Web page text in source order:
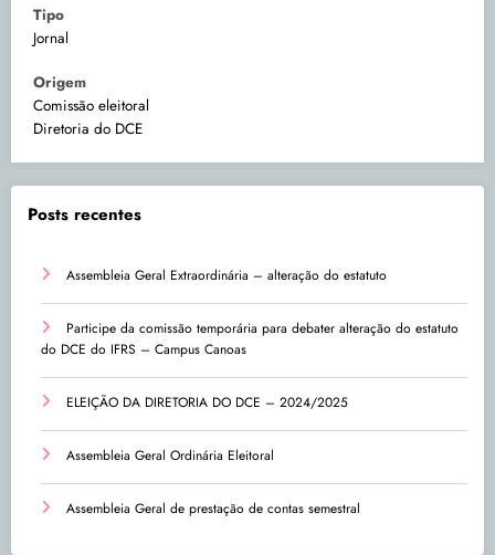
Tipo
Jornal
Origem
Comissão eleitoral
Diretoria do DCE
Posts recentes
Assembleia Geral Extraordinária – alteração do estatuto
Participe da comissão temporária para debater alteração do estatuto
do DCE do IFRS – Campus Canoas
ELEIÇÃO DA DIRETORIA DO DCE – 2024/2025
Assembleia Geral Ordinária Eleitoral
Assembleia Geral de prestação de contas semestral